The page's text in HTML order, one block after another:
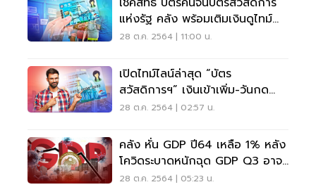
แห่งรัฐ คลัง พร้อมเติมเงินดูไทม์
ไลน์ด่วน
28 ต.ค. 2564 | 11:00 น.
เปิดไทม์ไลน์ล่าสุด “บัตร
สวัสดิการฯ” เงินเข้าเพิ่ม-วันกด
เงินสด-การใช้จ่าย
28 ต.ค. 2564 | 02:57 น.
คลัง หั่น GDP ปี64 เหลือ 1% หลัง
โควิดระบาดหนักฉุด GDP Q3 อาจ
-3.5%
28 ต.ค. 2564 | 05:23 น.